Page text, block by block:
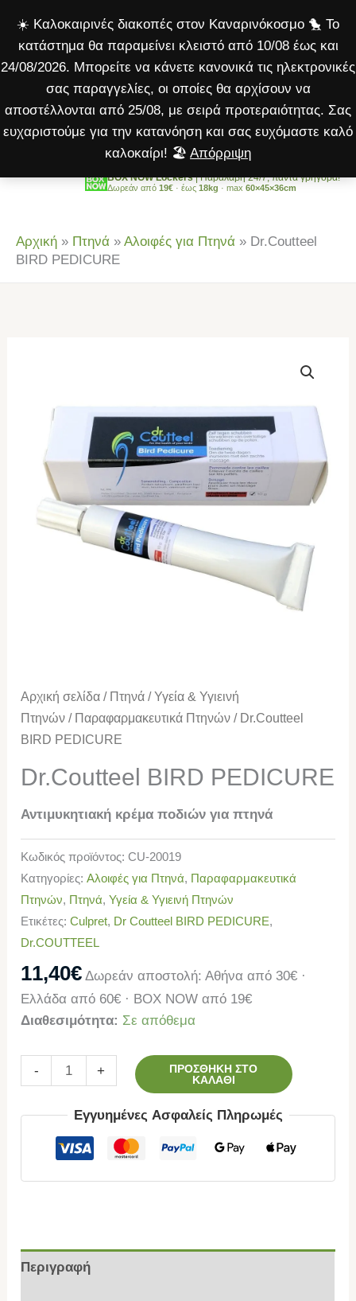
☀️ Καλοκαιρινές διακοπές στον Καναρινόκοσμο 🐤 Το
κατάστημα θα παραμείνει κλειστό από 10/08 έως και
24/08/2026. Μπορείτε να κάνετε κανονικά τις ηλεκτρονικές
σας παραγγελίες, οι οποίες θα αρχίσουν να
αποστέλλονται από 25/08, με σειρά προτεραιότητας. Σας
ευχαριστούμε για την κατανόηση και σας ευχόμαστε καλό
καλοκαίρι! 🏖️ Απόρριψη
στο
περιεχόμενο
BOX NOW Lockers| Παραλαβή 24/7, πάντα γρήγορα!
Δωρεάν από 19€ · έως 18kg · max 60×45×36cm
Αρχική » Πτηνά » Αλοιφές για Πτηνά » Dr.Coutteel
BIRD PEDICURE
Αρχική σελίδα / Πτηνά / Υγεία & Υγιεινή
Πτηνών / Παραφαρμακευτικά Πτηνών / Dr.Coutteel
BIRD PEDICURE
Dr.Coutteel BIRD PEDICURE
Αντιμυκητιακή κρέμα ποδιών για πτηνά
Κωδικός προϊόντος:CU-20019
Κατηγορίες:Αλοιφές για Πτηνά, Παραφαρμακευτικά
Πτηνών, Πτηνά,Υγεία & Υγιεινή Πτηνών
Ετικέτες:Culpret, Dr Coutteel BIRD PEDICURE,
Dr.COUTTEEL
11,40€ Δωρεάν αποστολή: Αθήνα από 30€ ·
Ελλάδα από 60€ · BOX NOW από 19€
Διαθεσιμότητα: Σε απόθεμα
-
ποσότητα
+
ΠΡΟΣΘΉΚΗ ΣΤΟ
ΚΑΛΆΘΙ
Εγγυημένες Ασφαλείς Πληρωμές
Περιγραφή
ποσότητα